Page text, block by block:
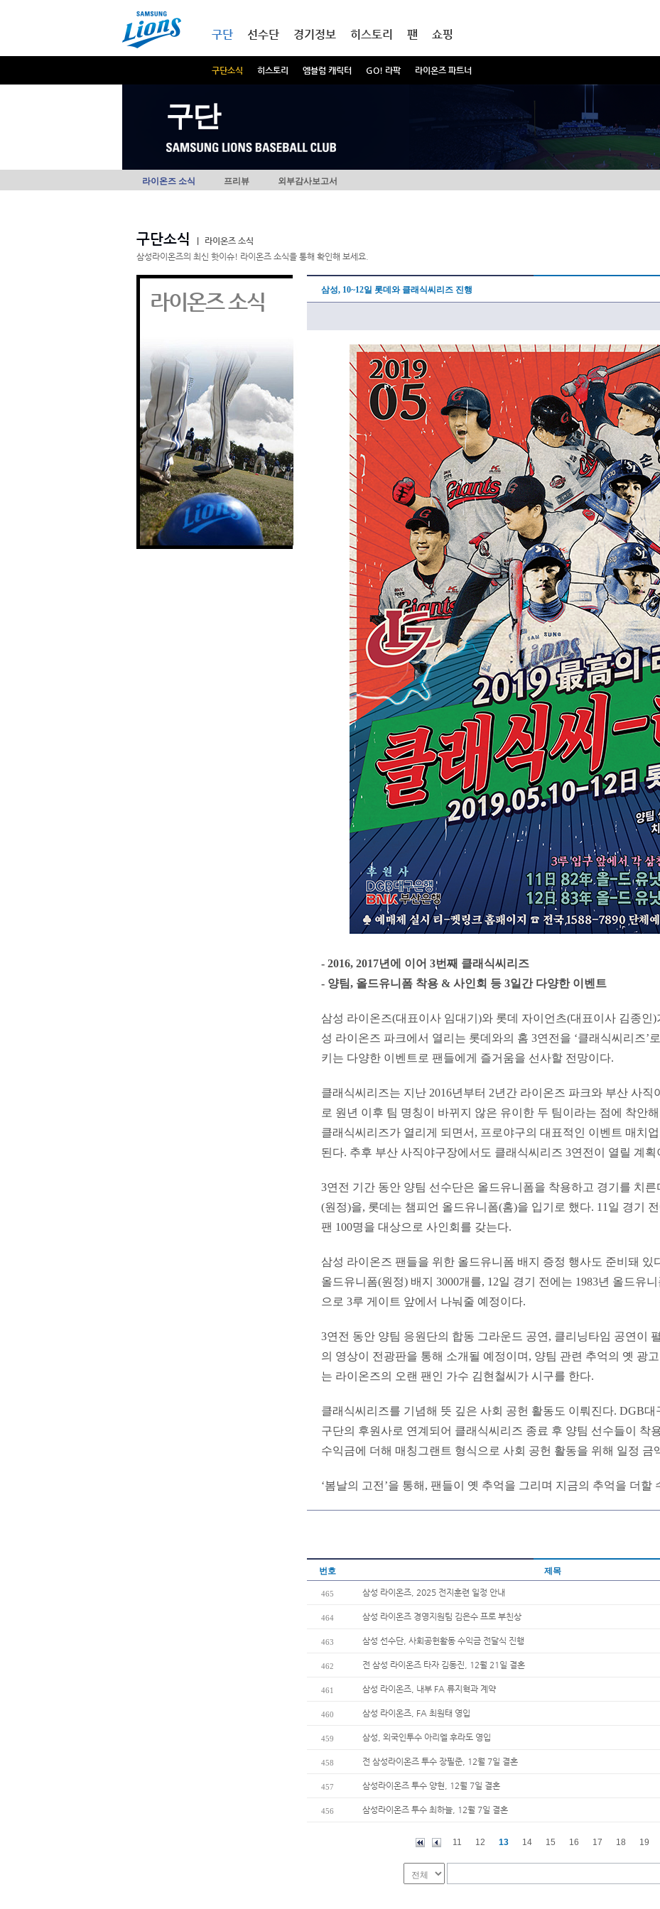
구단
구단소식 히스토리 엠블럼 캐릭터 GO! 라팍 라이온즈 파트너
선수단 경기정보 히스토리 팬 쇼핑
구단
라이온즈 소식 프리뷰 외부감사보고서
구단소식
라이온즈 소식
삼성라이온즈의 최신 핫이슈! 라이온즈 소식을 통해 확인해 보세요.
라이온즈 소식 삼성, 10~12일 롯데와 클래식씨리즈 진행
- 2016, 2017년에 이어 3번째 클래식씨리즈
- 양팀, 올드유니폼 착용 & 사인회 등 3일간 다양한 이벤트
삼성 라이온즈(대표이사 임대기)와 롯데 자이언츠(대표이사 김종인
성 라이온즈 파크에서 열리는 롯데와의 홈 3연전을 ‘클래식씨리즈’
키는 다양한 이벤트로 팬들에게 즐거움을 선사할 전망이다.
클래식씨리즈는 지난 2016년부터 2년간 라이온즈 파크와 부산 사직
로 원년 이후 팀 명칭이 바뀌지 않은 유이한 두 팀이라는 점에 착안
클래식씨리즈가 열리게 되면서, 프로야구의 대표적인 이벤트 매치
된다. 추후 부산 사직야구장에서도 클래식씨리즈 3연전이 열릴 계획
3연전 기간 동안 양팀 선수단은 올드유니폼을 착용하고 경기를 치른
(원정)을, 롯데는 챔피언 올드유니폼(홈)을 입기로 했다. 11일 경기
팬 100명을 대상으로 사인회를 갖는다.
삼성 라이온즈 팬들을 위한 올드유니폼 배지 증정 행사도 준비돼 있
올드유니폼(원정) 배지 3000개를, 12일 경기 전에는 1983년 올드유
으로 3루 게이트 앞에서 나눠줄 예정이다.
3연전 동안 양팀 응원단의 합동 그라운드 공연, 클리닝타임 공연이
의 영상이 전광판을 통해 소개될 예정이며, 양팀 관련 추억의 옛 광
는 라이온즈의 오랜 팬인 가수 김현철씨가 시구를 한다.
클래식씨리즈를 기념해 뜻 깊은 사회 공헌 활동도 이뤄진다. DGB
구단의 후원사로 연계되어 클래식씨리즈 종료 후 양팀 선수들이 착
수익금에 더해 매칭그랜트 형식으로 사회 공헌 활동을 위해 일정 금
‘봄날의 고전’을 통해, 팬들이 옛 추억을 그리며 지금의 추억을 더할
번호 제목
465 삼성 라이온즈, 2025 전지훈련 일정 안내
464 삼성 라이온즈 경영지원팀 김은수 프로 부친상
463 삼성 선수단, 사회공헌활동 수익금 전달식 진행
462 전 삼성 라이온즈 타자 김동진, 12월 21일 결혼
461 삼성 라이온즈, 내부 FA 류지혁과 계약
460 삼성 라이온즈, FA 최원태 영입
459 삼성, 외국인투수 아리엘 후라도 영입
458 전 삼성라이온즈 투수 장필준, 12월 7일 결혼
457 삼성라이온즈 투수 양현, 12월 7일 결혼
456 삼성라이온즈 투수 최하늘, 12월 7일 결혼
11 12 13 14 15 16 17 18 19